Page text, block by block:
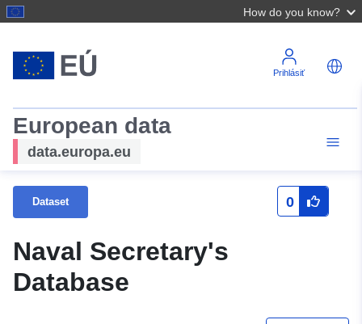
How do you know?
Prihlásiť
European data
data.europa.eu
Dataset 0
Naval Secretary's
Database